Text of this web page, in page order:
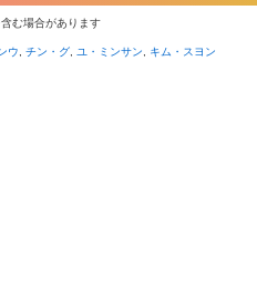
む場合があります
ウ チン・グ ユ・ミンサン キム・スヨン